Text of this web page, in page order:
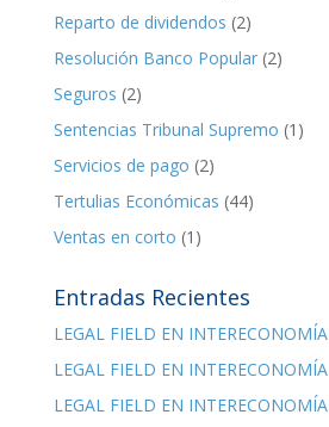
Reparto de dividendos (2)
Resolución Banco Popular(2)
Seguros (2)
Sentencias Tribunal Supremo (1)
Servicios de pago (2)
Tertulias Económicas (44)
Ventas en corto (1)
Entradas Recientes
LEGAL FIELD EN INTERECONOMÍA
LEGAL FIELD EN INTERECONOMÍA
LEGAL FIELD EN INTERECONOMÍA